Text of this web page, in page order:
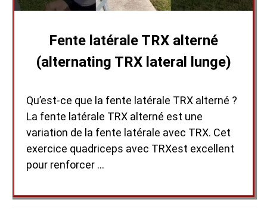
Fente latérale TRX alterné
(alternating TRX lateral lunge)
Qu’est-ce que la fente latérale TRX alterné ?
La fente latérale TRX alterné est une
variation de la fente latérale avec TRX. Cet
exercice quadriceps avec TRXest excellent
pour renforcer …